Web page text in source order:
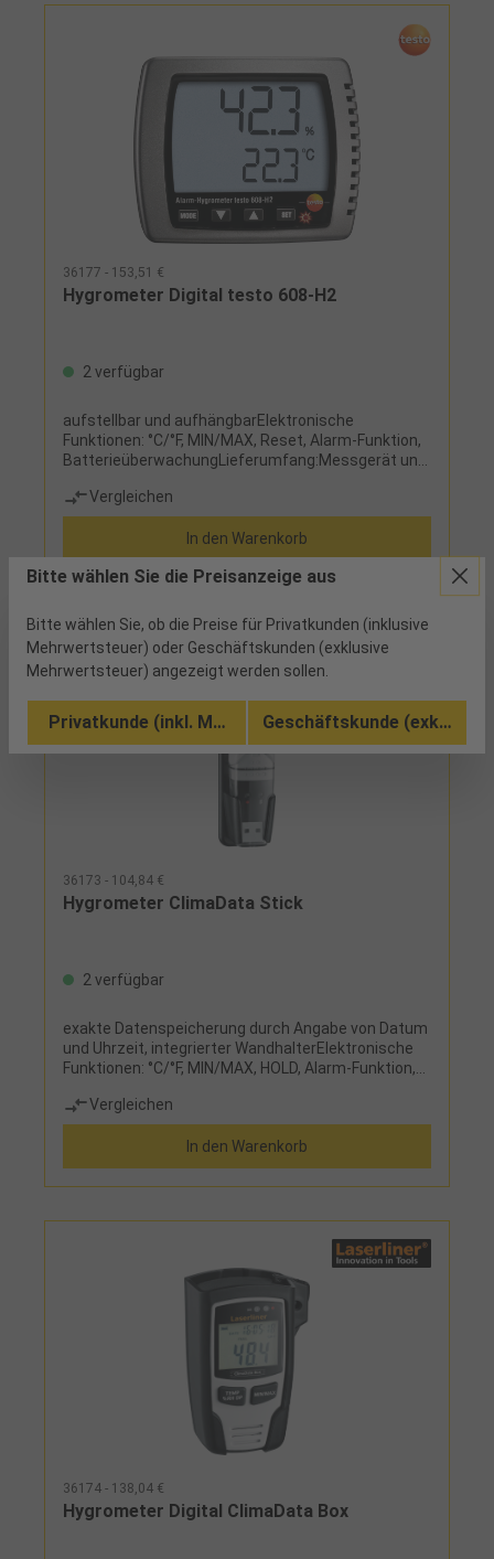
36177 - 153,51 €
Hygrometer Digital testo 608-H2
2 verfügbar
aufstellbar und aufhängbarElektronische
Funktionen: °C/°F, MIN/MAX, Reset, Alarm-Funktion,
BatterieüberwachungLieferumfang:Messgerät und
(bei 25 °C) Luftfeuchte +/- 2 % (2-98 %)
Vergleichen
In den Warenkorb
36173 - 104,84 €
Hygrometer ClimaData Stick
2 verfügbar
exakte Datenspeicherung durch Angabe von Datum
und Uhrzeit, integrierter WandhalterElektronische
Funktionen: °C/°F, MIN/MAX, HOLD, Alarm-Funktion,
EchtzeitstempelLieferumfang:Messgerät, Lithium-
Batterie 14250, Schutzkappe, Wandhalterung, PC-
KunststoffboxFehlergrenze:Temperatur +/- 1 °C
(-10 bis +40 °C) Luftfeuchte +/- 3 % (40-60 %)
Vergleichen
In den Warenkorb
36174 - 138,04 €
Hygrometer Digital ClimaData Box
Bitte wählen Sie die Preisanzeige aus
Bitte wählen Sie, ob die Preise für Privatkunden (inklusive
Mehrwertsteuer) oder Geschäftskunden (exklusive
Mehrwertsteuer) angezeigt werden sollen.
Privatkunde (inkl. MwSt.) Geschäftskunde (exkl.